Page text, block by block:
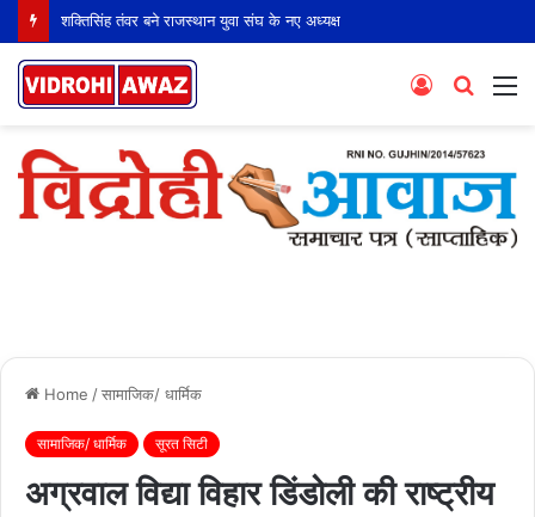
शक्तिसिंह तंवर बने राजस्थान युवा संघ के नए अध्यक्ष
Search
Log
Home /सामाजिक/ धार्मिक
सामाजिक/ धार्मिक सूरत सिटी
अग्रवाल विद्या विहार डिंडोली की राष्ट्रीय